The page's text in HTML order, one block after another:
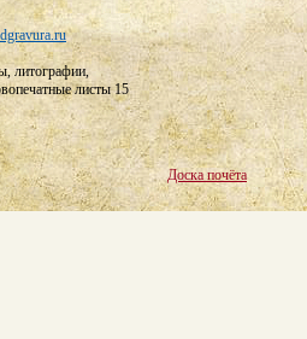
литографии,
листы 15
Доска почёта